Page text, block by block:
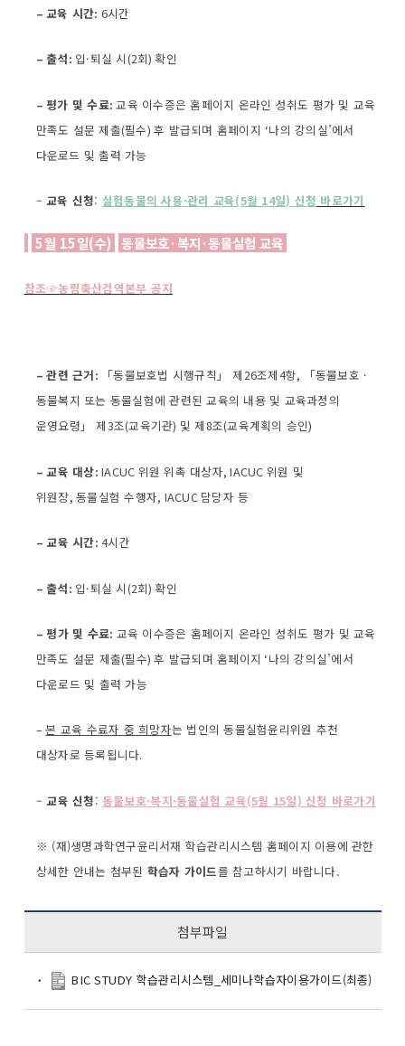
–교육 시간: 6시간
– 출석: 입·퇴실 시(2회) 확인
– 평가 및 수료: 교육 이수증은 홈페이지 온라인 성취도 평가 및 교육
만족도 설문 제출(필수)후 발급되며 홈페이지 ‘나의 강의실’에서
다운로드 및 출력 가능
–교육 신청: 실험동물의 사용·관리 교육(5월 14일) 신청 바로가기
5월 15일(수) 동물보호·복지·동물실험 교육
참조☞농림축산검역본부 공지
–관련 근거: 「동물보호법 시행규칙」 제26조제4항,
「동물보호 ·
동물복지 또는 동물실험에 관련된 교육의 내용 및 교육과정의
운영요령」 제3조(교육기관) 및 제 8조(교육계획의 승인)
–교육 대상: IACUC 위원 위촉 대상자, IACUC 위원 및
위원장,동물실험 수행자, IACUC 담당자 등
–교육 시간: 4시간
– 출석: 입·퇴실 시(2회) 확인
– 평가 및 수료: 교육 이수증은 홈페이지 온라인 성취도 평가 및 교육
만족도 설문 제출(필수)후 발급되며 홈페이지 ‘나의 강의실’에서
다운로드 및 출력 가능
–본 교육 수료자 중 희망자는 법인의 동물실험윤리위원 추천
대상자로 등록됩니다.
–교육 신청:동물보호·복지·동물실험 교육(5월 15일) 신청 바로가기
※ (재)생명과학연구윤리서재 학습관리시스템 홈페이지 이용에 관한
상세한 안내는 첨부된 학습자 가이드를 참고하시기 바랍니다.
첨부파일
BIC STUDY 학습관리시스템_세미나학습자이용가이드(최종)